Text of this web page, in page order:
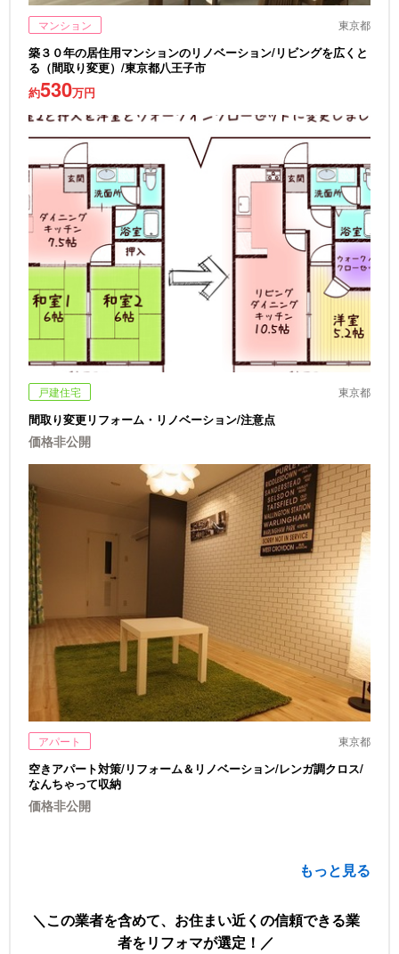
マンション 東京都
築３０年の居住用マンションのリノベーション/リビングを広くと
る（間取り変更）/東京都八王子市
約530万円
戸建住宅 東京都
間取り変更リフォーム・リノベーション/注意点
価格非公開
アパート 東京都
空きアパート対策/リフォーム＆リノベーション/レンガ調クロス/
なんちゃって収納
価格非公開
もっと見る
この業者を含めて、お住まい近くの信頼できる業
者をリフォマが選定！